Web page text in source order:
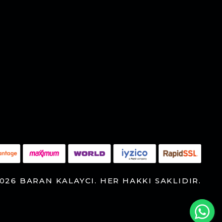
BARAN KALAYCI. HER HAKKI SAKLIDIR.